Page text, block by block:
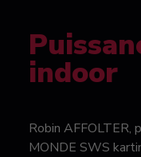
indoor
Robin AFFOLTER,
MONDE SWS